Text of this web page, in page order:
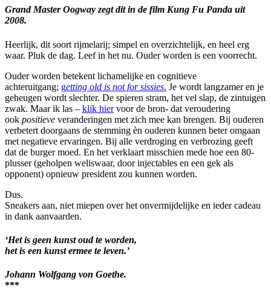
Grand Master Oogway zegt dit in de film Kung Fu Panda uit
2008.
Heerlijk, dit soort rijmelarij; simpel en overzichtelijk, en heel erg
waar. Pluk de dag. Leef in het nu. Ouder worden is een voorrecht.
Ouder worden betekent lichamelijke en cognitieve
achteruitgang; getting old is not for sissies. Je wordt langzamer en je
geheugen wordt slechter. De spieren stram, het vel slap, de zintuigen
zwak. Maar ik las – klik hiervoor de bron- dat veroudering
ook positieve veranderingen met zich mee kan brengen. Bij ouderen
verbetert doorgaans de stemming èn ouderen kunnen beter omgaan
met negatieve ervaringen. Bij alle verdroging en verbrozing geeft
dat de burger moed. En het verklaart misschien mede hoe een 80-
plusser (geholpen weliswaar, door injectables en een gek als
opponent) opnieuw president zou kunnen worden.
Dus.
Sneakers aan, niet miepen over het onvermijdelijke en ieder cadeau
in dank aanvaarden.
‘Het is geen kunst oud te worden,
het is een kunst ermee te leven.’
Johann Wolfgang von Goethe.
***